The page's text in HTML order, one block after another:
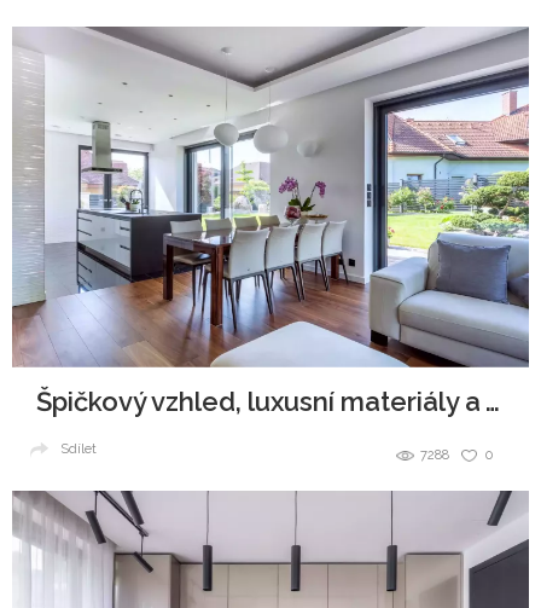
Špičkový vzhled, luxusní materiály a všudypřítomná elegance.
0
7288
Sdílet